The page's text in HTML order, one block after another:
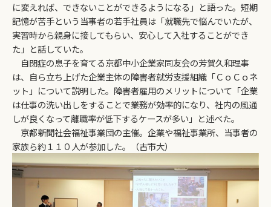
に変えれば、できないことができるようになる」と語った。短期
記憶が苦手という当事者の若手社員は「就職先で悩んでいたが、
実習時から親身に接してもらい、安心して入社することができ
た」と話していた。
自閉症の息子を育てる京都中小企業家同友会の芳賀久和理事
は、自ら立ち上げた企業主体の障害者就労支援組織「ＣｏＣｏネ
ット」について説明した。障害者雇用のメリットについて「企業
は仕事の洗い出しをすることで業務が効率的になり、社内の風通
しが良くなって離職率が低下するケースが多い」と述べた。
京都新聞社会福祉事業団の主催。企業や福祉事業所、当事者の
家族ら約１１０人が参加した。（古市大）